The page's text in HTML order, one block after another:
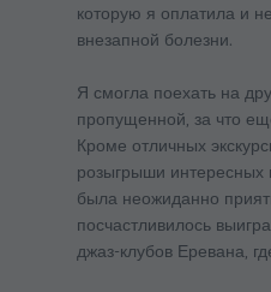
которую я оплатила и
внезапной болезни.
Я смогла поехать на
пропущенной, за что
Кроме отличных
розыгрыши интересных
была неожиданно
посчастливилось
джаз-клубов Еревана,